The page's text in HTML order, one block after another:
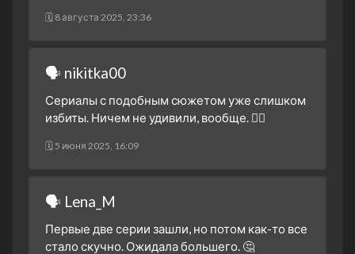
1 сезон 12 серия
7 октября 2024
1 сезон 10 серия
2 октября 2024
1 сезон 9 серия
30 сентября 2024
1 сезон 7 серия
25 сентября 2024
🗓 8 августа 2025, 23:36
🗣 nikitka00
Сериалы с подобным сюжетом уже слишком
избиты. Ничем не удивили, вообще. 🤷‍♂️
🗓 5 июня 2025, 16:09
🗣 Lena_M
Первые две серии зашли, но потом как-то все
стало скучно. Ожидала большего. 🤔